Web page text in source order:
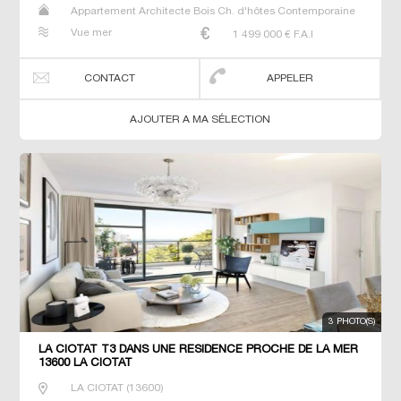
Appartement Architecte Bois Ch. d'hôtes Contemporaine
T2 Villa
Vue mer 1 499 000 € F.A.I
CONTACT APPELER
AJOUTER A MA SÉLECTION
3 PHOTO(S)
LA CIOTAT T3 DANS UNE RÉSIDENCE PROCHE DE LA MER
13600 LA CIOTAT
LA CIOTAT(13600)